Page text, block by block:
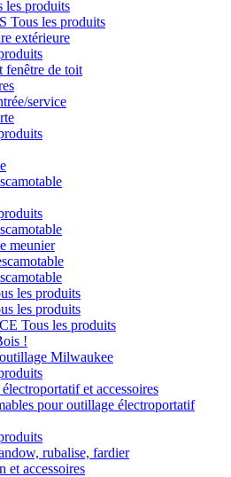
les produits
Tous les produits
extérieure
fenêtre de toit
service
meunier
les produits
les produits
Tous les produits
!
Milwaukee
et accessoires
pour outillage électroportatif
rubalise, fardier
et accessoires